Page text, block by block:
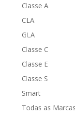
Classe A
CLA
GLA
Classe C
Classe E
Classe S
Smart
Todas as Marcas